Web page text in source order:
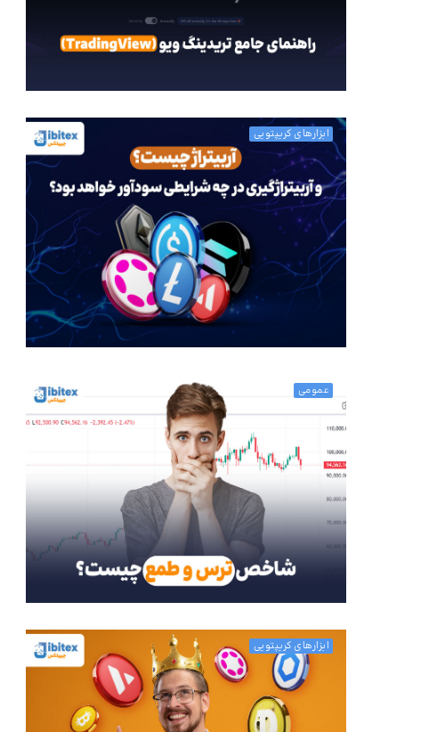
ابزارهای کریپتویی
عمومی
ابزارهای کریپتویی